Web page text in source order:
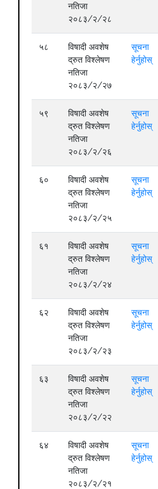
नतिजा
२०८३/२/२८
५८
विषादी अवशेष
द्रुत विश्लेषण
नतिजा
२०८३/२/२७
सूचना
हेर्नुहोस्
५९
विषादी अवशेष
द्रुत विश्लेषण
नतिजा
२०८३/२/२६
सूचना
हेर्नुहोस्
६०
विषादी अवशेष
द्रुत विश्लेषण
नतिजा
२०८३/२/२५
सूचना
हेर्नुहोस्
६१
विषादी अवशेष
द्रुत विश्लेषण
नतिजा
२०८३/२/२४
सूचना
हेर्नुहोस्
६२
विषादी अवशेष
द्रुत विश्लेषण
नतिजा
२०८३/२/२३
सूचना
हेर्नुहोस्
६३
विषादी अवशेष
द्रुत विश्लेषण
नतिजा
२०८३/२/२२
सूचना
हेर्नुहोस्
६४
विषादी अवशेष
द्रुत विश्लेषण
नतिजा
२०८३/२/२१
सूचना
हेर्नुहोस्